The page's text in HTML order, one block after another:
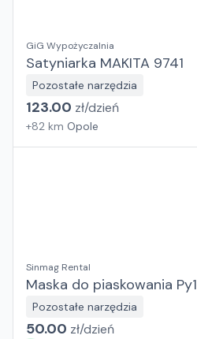
GiG Wypożyczalnia
Satyniarka MAKITA 9741
Pozostałe narzędzia
123.00 zł/dzień
+82 km Opole
Sinmag Rental
Maska do piaskowania Py1
Pozostałe narzędzia
50.00 zł/dzień